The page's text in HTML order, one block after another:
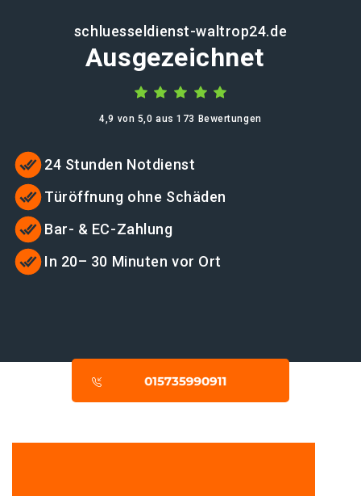
schluesseldienst-waltrop24.de
Ausgezeichnet
4,9 von 5,0 aus 173 Bewertungen
24 Stunden Notdienst
Türöffnung ohne Schäden
Bar- & EC-Zahlung
In 20– 30 Minuten vor Ort